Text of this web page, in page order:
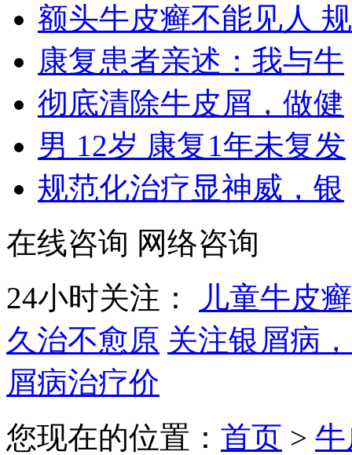
额头牛皮癣不能见人 规
康复患者亲述：我与牛
彻底清除牛皮屑，做健
男 12岁 康复1年未复发
规范化治疗显神威，银
在线咨询 网络咨询
24小时关注：
儿童牛皮
久治不愈原 关注银屑病
屑病治疗价
您现在的位置： 首页 >